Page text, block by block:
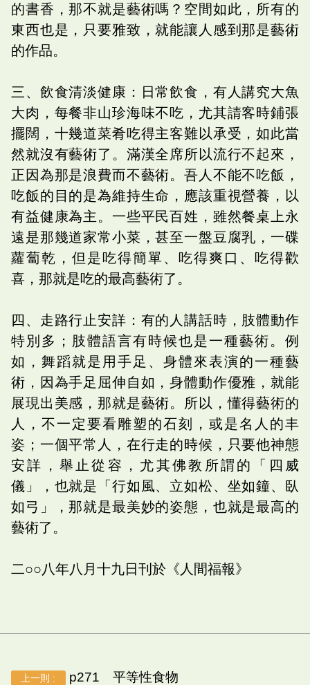
的書香，那不就是藝術嗎？空間如此，所有的
東西也是，只要雅致，就能讓人感到那是藝術
的作品。
三、飲食清淡健康：日常飲食，有人講究大魚
大肉，每餐非山珍海味不吃，尤其請客時鋪張
擺闊，十幾道菜肴吃得主客難以承受，如此當
然就沒有藝術了。滿漢全席所以流行不起來，
正因為那是浪費而不藝術。吾人不能不吃飯，
吃飯的目的是為維持生命，應該重視營養，以
有益健康為主。一些平民百姓，雖然餐桌上永
遠是那幾道家常小菜，甚至一盤豆腐乳，一碟
蘿蔔乾，但是吃得簡單、吃得爽口、吃得歡
喜，那就是吃的最高藝術了。
四、走路行止安詳：有的人講話時，肢體動作
特別多；肢體語言有時候也是一種藝術。例
如，舞蹈就是用手足、身體來表演的一種藝
術，因為手足屈伸自如，身體動作優雅，就能
展現出美感，那就是藝術。所以，懂得藝術的
人，不一定要看雕塑的石刻，或是名人的丰
姿；一個平常人，在行走的時候，只要他神態
安詳，舉止從容，尤其佛教所謂的「四威
儀」，也就是「行如風、立如松、坐如鐘、臥
如弓」，那就是最美妙的姿態，也就是最高的
藝術了。
二○○八年八月十九日刊於《人間福報》
上一則 : p271 平等性食物